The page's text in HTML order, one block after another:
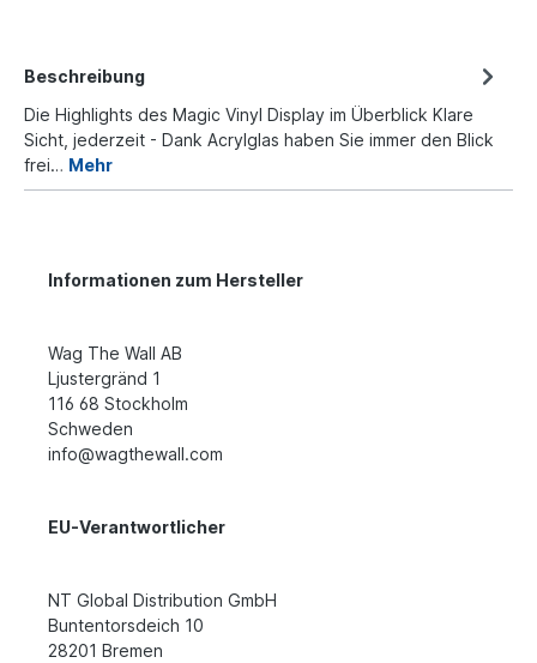
Beschreibung
Die Highlights des Magic Vinyl Display im Überblick Klare
Sicht, jederzeit - Dank Acrylglas haben Sie immer den Blick
frei… Mehr
Informationen zum Hersteller
Wag The Wall AB
Ljustergränd 1
116 68 Stockholm
Schweden
info@wagthewall.com
EU-Verantwortlicher
NT Global Distribution GmbH
Buntentorsdeich 10
28201 Bremen